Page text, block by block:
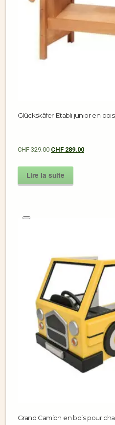
Glückskäfer Etabli junior en
CHF329.00 CHF 289.00
Lire la suite
Grand Camion en bois pour